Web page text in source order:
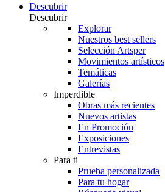
Descubrir
Descubrir
Explorar
Nuestros best sellers
Selección Artsper
Movimientos artísticos
Temáticas
Galerías
Imperdible
Obras más recientes
Nuevos artistas
En Promoción
Exposiciones
Entrevistas
Para ti
Prueba personalizada
Para tu hogar